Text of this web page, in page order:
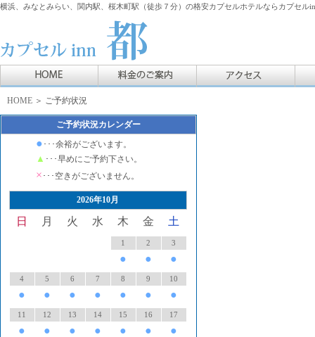
横浜、みなとみらい、関内駅、桜木町駅（徒歩７分）の格安カプセルホテルならカプセル
HOME ＞ ご予約状況
ご予約状況カレンダー
● ･･･余裕がございます。
▲ ･･･早めにご予約下さい。
× ･･･空きがございません。
2026年10月
日 月 火 水 木 金 土
1
●
2
●
3
●
4
●
5
●
6
●
7
●
8
●
9
●
10
●
11
●
12
●
13
●
14
●
15
●
16
●
17
●